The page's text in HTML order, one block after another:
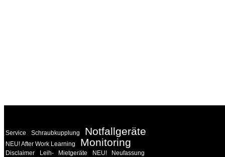
Service Schraubkupplung Notfallgeräte
NEU! After Work Learning Monitoring
Disclaimer Leih- Mietgeräte NEU!
Neufassung